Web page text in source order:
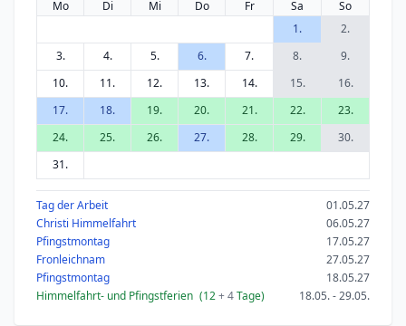
Mo Di Mi Do Fr Sa
So
1.
2.
3.
4. 5. 6. 7. 8.
9.
10.
11. 12. 13. 14. 15.
16.
17.
18. 19. 20. 21. 22.
23.
24.
25. 26. 27. 28. 29.
30.
31.
Tag der Arbeit
01.05.27
Christi Himmelfahrt
06.05.27
Pfingstmontag
17.05.27
Fronleichnam
27.05.27
Pfingstmontag
18.05.27
Himmelfahrt- und Pfingstferien (12+ 4Tage) 18.05. - 29.05.